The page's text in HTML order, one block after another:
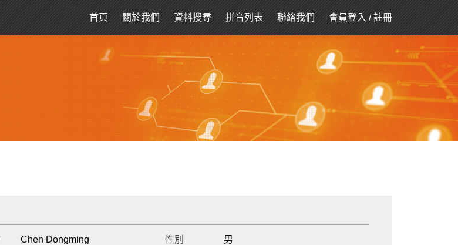
首頁 關於我們 資料搜尋 拼音列表 聯絡我們 會員登入/註冊
Chen Dongming 性別
男